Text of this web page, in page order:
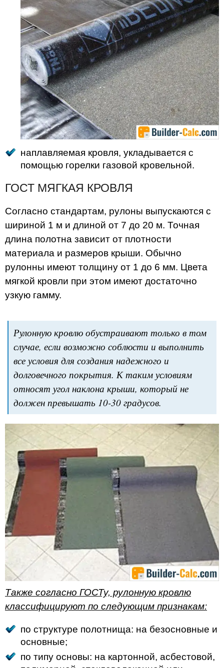
наплавляемая кровля, укладывается с
помощью горелки газовой кровельной.
ГОСТ МЯГКАЯ КРОВЛЯ
Согласно стандартам, рулоны выпускаются с
шириной 1 м и длиной от 7 до 20 м. Точная
длина полотна зависит от плотности
материала и размеров крыши. Обычно
рулонны имеют толщину от 1 до 6 мм. Цвета
мягкой кровли при этом имеют достаточно
узкую гамму.
Рулонную кровлю обустраивают только в том
случае, если возможно соблюсти и выполнить
все условия для создания надежного и
долговечного покрытия. К таким условиям
относят угол наклона крыши, который не
должен превышать 10-30 градусов.
Также согласно ГОСТу, рулонную кровлю
классифицируют по следующим признакам:
по структуре полотнища: на безосновные и
основные;
по типу основы: на картонной, асбестовой,